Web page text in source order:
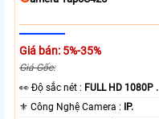
Giá bán: 5%-35%
Giá Gốc:
️👀 Độ sắc nét : FULL HD 1080P .
⚜️ Công Nghệ Camera : IP.